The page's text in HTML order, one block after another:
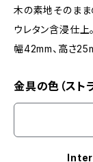
木の素地そのまま
ウレタン含浸仕上。
幅42mm、高さ
金具の色（スト